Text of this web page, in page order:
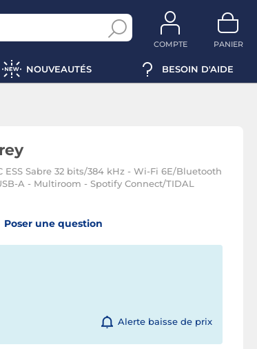
COMPTE PANIER
NOUVEAUTÉS BESOIN D'AIDE
Sabre 32 bits/384 kHz - Wi-Fi 6E/Bluetooth
A - Multiroom - Spotify Connect/TIDAL
Poser une question
Alerte baisse de prix